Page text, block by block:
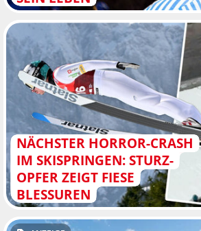
NÄCHSTER HORROR-CRASH
IM SKISPRINGEN: STURZ-
OPFER ZEIGT FIESE
BLESSUREN